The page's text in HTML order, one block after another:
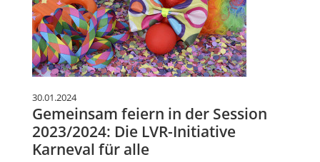
30.01.2024
Gemeinsam feiern in der Session
2023/2024: Die LVR-Initiative
Karneval für alle